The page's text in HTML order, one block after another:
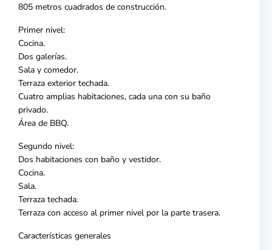
805 metros cuadrados de construcción.
Primer nivel:
Cocina.
Dos galerías.
Sala y comedor.
Terraza exterior techada.
Cuatro amplias habitaciones, cada una con su baño
privado.
Área de BBQ.
Segundo nivel:
Dos habitaciones con baño y vestidor.
Cocina.
Sala.
Terraza techada.
Terraza con acceso al primer nivel por la parte trasera.
Características generales